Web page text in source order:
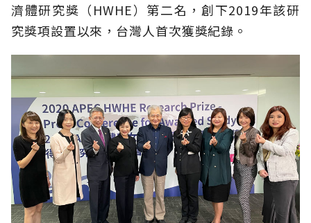
濟體研究獎（HWHE）第二名，創下2019年該研
究獎項設置以來，台灣人首次獲獎紀錄。